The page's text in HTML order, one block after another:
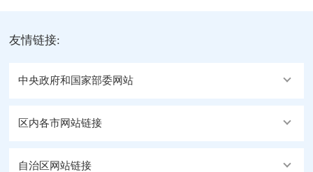
专题组织生活会会前准备情况，...
友情链接:
中央政府和国家部委网站
区内各市网站链接
自治区网站链接